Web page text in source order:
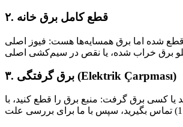
۲. قطع کامل برق خانه
قطع شده اما برق همسایه‌ها هست: فیوز اصلی
۳. برق گرفتگی (Elektrik Çarpması)
یا کسی برق گرفت: منبع برق را قطع کنید، با